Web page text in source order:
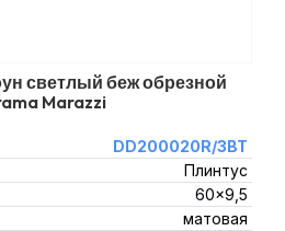
светлый беж обрезной
Marazzi
DD200020R/3BT
Плинтус
60x9,5
матовая